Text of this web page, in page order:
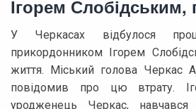
Ігорем Слобідським,
У Черкасах відбулося
прикордонником Ігорем
життя. Міський голова Черкас
повідомив про цю втрату.
уродженець Черкас,